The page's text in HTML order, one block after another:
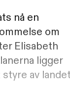
nå en
om
Elisabeth
ligger
av